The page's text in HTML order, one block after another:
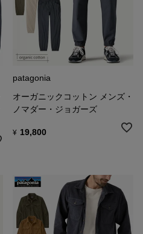
patagonia
オーガニックコットン メンズ・
ノマダー・ジョガーズ
¥ 19,800